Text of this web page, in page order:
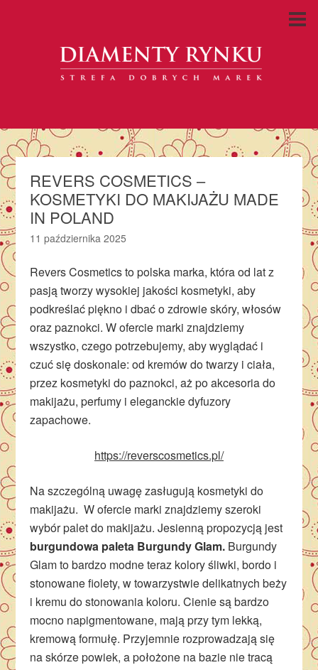
REVERS COSMETICS –
KOSMETYKI DO MAKIJAŻU MADE
IN POLAND
11 października 2025
Revers Cosmetics to polska marka, która od lat z
pasją tworzy wysokiej jakości kosmetyki, aby
podkreślać piękno i dbać o zdrowie skóry, włosów
oraz paznokci. W ofercie marki znajdziemy
wszystko, czego potrzebujemy, aby wyglądać i
czuć się doskonale: od kremów do twarzy i ciała,
przez kosmetyki do paznokci, aż po akcesoria do
makijażu, perfumy i eleganckie dyfuzory
zapachowe.
https://reverscosmetics.pl/
Na szczególną uwagę zasługują kosmetyki do
makijażu. W ofercie marki znajdziemy szeroki
wybór palet do makijażu. Jesienną propozycją jest
burgundowa paleta Burgundy Glam. Burgundy
Glam to bardzo modne teraz kolory śliwki, bordo i
stonowane fiolety, w towarzystwie delikatnych beży
i kremu do stonowania koloru. Cienie są bardzo
mocno napigmentowane, mają przy tym lekką,
kremową formułę. Przyjemnie rozprowadzają się
na skórze powiek, a położone na bazie nie tracą